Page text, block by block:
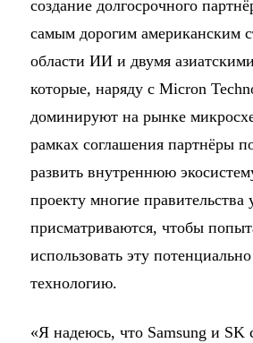
создание долгосрочного
самым дорогим американским
области ИИ и двумя
которые, наряду с Micron
доминируют на рынке
рамках соглашения партнёры
развить внутреннюю
проекту многие правительства
присматриваются, чтобы
использовать эту
технологию.
«Я надеюсь, что Samsung и SK